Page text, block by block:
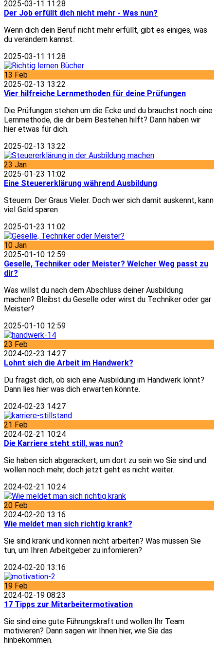
2025-03-11 11:28
Der Job erfüllt dich nicht mehr - Was nun?
Wenn dich dein Beruf nicht mehr erfüllt, gibt es einiges, was
du verändern kannst.
2025-03-11 11:28
13 Feb
2025-02-13 13:22
Vier hilfreiche Lernmethoden für deine Prüfungen
Die Prüfungen stehen um die Ecke und du brauchst noch eine
Lernmethode, die dir beim Bestehen hilft? Dann haben wir
hier etwas für dich.
2025-02-13 13:22
23 Jan
2025-01-23 11:02
Eine Steuererklärung während Ausbildung
Steuern: Der Graus Vieler. Doch wer sich damit auskennt, kann
viel Geld sparen.
2025-01-23 11:02
10 Jan
2025-01-10 12:59
Geselle, Techniker oder Meister? Welcher Weg passt zu
dir?
Was willst du nach dem Abschluss deiner Ausbildung
machen? Bleibst du Geselle oder wirst du Techniker oder gar
Meister?
2025-01-10 12:59
23 Feb
2024-02-23 14:27
Lohnt sich die Arbeit im Handwerk?
Du fragst dich, ob sich eine Ausbildung im Handwerk lohnt?
Dann lies hier was dich erwarten könnte.
2024-02-23 14:27
21 Feb
2024-02-21 10:24
Die Karriere steht still, was nun?
Sie haben sich abgerackert, um dort zu sein wo Sie sind und
wollen noch mehr, doch jetzt geht es nicht weiter.
2024-02-21 10:24
20 Feb
2024-02-20 13:16
Wie meldet man sich richtig krank?
Sie sind krank und können nicht arbeiten? Was müssen Sie
tun, um Ihren Arbeitgeber zu infomieren?
2024-02-20 13:16
19 Feb
2024-02-19 08:23
17 Tipps zur Mitarbeitermotivation
Sie sind eine gute Führungskraft und wollen Ihr Team
motivieren? Dann sagen wir Ihnen hier, wie Sie das
hinbekommen.